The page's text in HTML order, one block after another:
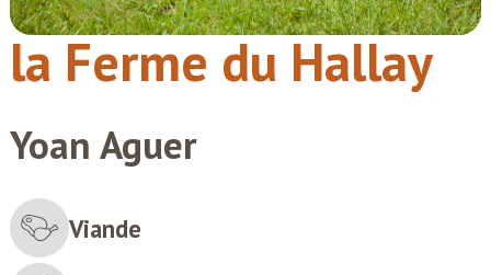
la Ferme du Hallay
Yoan Aguer
Viande